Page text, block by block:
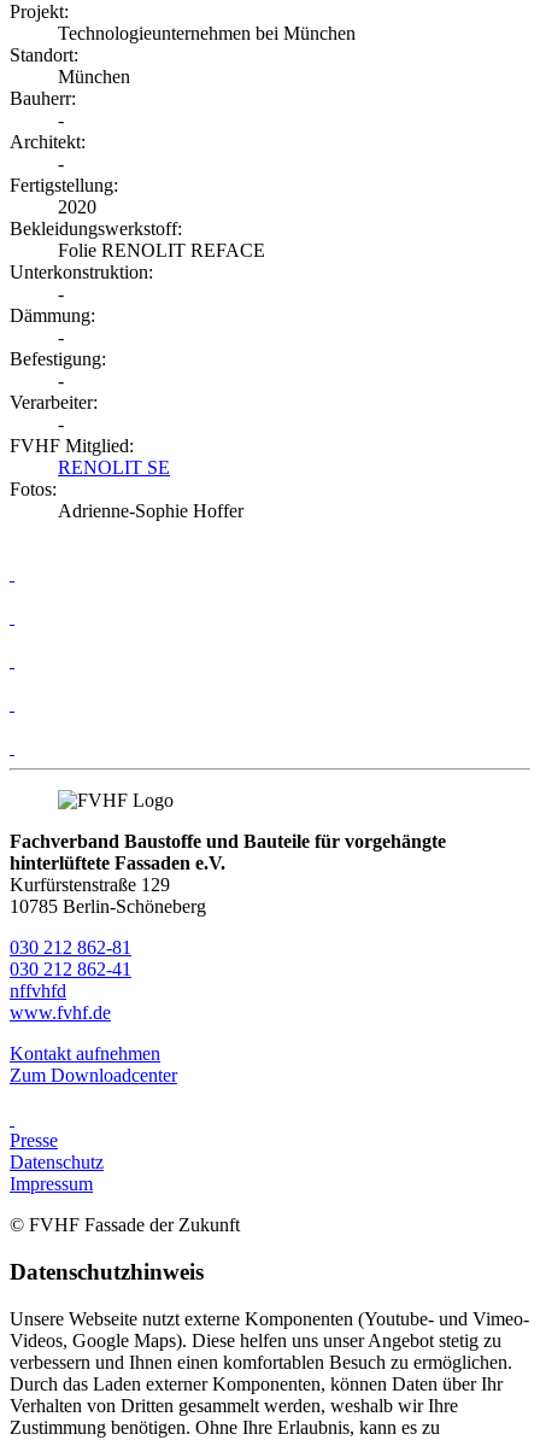
Projekt:
Technologieunternehmen bei München
Standort:
München
Bauherr:
-
Architekt:
-
Fertigstellung:
2020
Bekleidungswerkstoff:
Folie RENOLIT REFACE
Unterkonstruktion:
-
Dämmung:
-
Befestigung:
-
Verarbeiter:
-
FVHF Mitglied:
RENOLIT SE
Fotos:
Adrienne-Sophie Hoffer
Fachverband Baustoffe und Bauteile für vorgehängte
hinterlüftete Fassaden e.V.
Kurfürstenstraße 129
10785 Berlin-Schöneberg
030 212 862-81
030 212 862-41
nffvhfd
www.fvhf.de
Kontakt aufnehmen
Zum Downloadcenter
Presse
Datenschutz
Impressum
© FVHF Fassade der Zukunft
Datenschutzhinweis
Unsere Webseite nutzt externe Komponenten (Youtube- und Vimeo-
Videos, Google Maps). Diese helfen uns unser Angebot stetig zu
verbessern und Ihnen einen komfortablen Besuch zu ermöglichen.
Durch das Laden externer Komponenten, können Daten über Ihr
Verhalten von Dritten gesammelt werden, weshalb wir Ihre
Zustimmung benötigen. Ohne Ihre Erlaubnis, kann es zu